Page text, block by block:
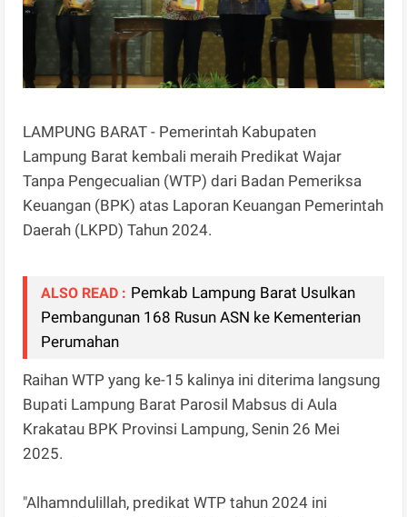
LAMPUNG BARAT - Pemerintah Kabupaten
Lampung Barat kembali meraih Predikat Wajar
Tanpa Pengecualian (WTP) dari Badan Pemeriksa
Keuangan (BPK) atas Laporan Keuangan Pemerintah
Daerah (LKPD) Tahun 2024.
ALSO READ : Pemkab Lampung Barat Usulkan
Pembangunan 168 Rusun ASN ke Kementerian
Perumahan
Raihan WTP yang ke-15 kalinya ini diterima langsung
Bupati Lampung Barat Parosil Mabsus di Aula
Krakatau BPK Provinsi Lampung, Senin 26 Mei
2025.
"Alhamndulillah, predikat WTP tahun 2024 ini